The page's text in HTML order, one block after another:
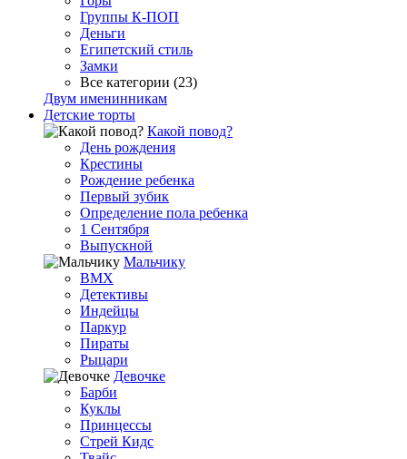
Группы К-ПОП
Деньги
Египетский стиль
Замки
Все категории (23)
Двум именинникам
Детские торты
Какой повод?
День рождения
Крестины
Рождение ребенка
Первый зубик
Определение пола ребенка
1 Сентября
Выпускной
Мальчику
BMX
Детективы
Индейцы
Паркур
Пираты
Рыцари
Девочке
Барби
Куклы
Принцессы
Стрей Кидс